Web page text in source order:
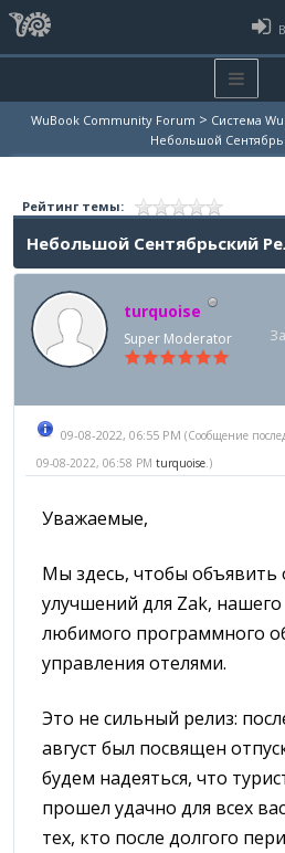
WuBook Community Forum > Система
Небольшой
Рейтинг темы:
Небольшой Сентябрьский
turquoise
Super Moderator
09-08-2022, 06:55 PM (Сообщение
09-08-2022, 06:58 PM turquoise .)
Уважаемые,
Мы здесь, чтобы объявить
улучшений для Zak, нашего
любимого программного
управления отелями.
Это не сильный релиз:
август был посвящен
будем надеяться, что
прошел удачно для всех
тех, кто после долгого